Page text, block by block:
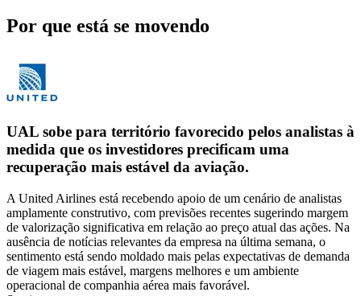
Por que está se movendo
UAL sobe para território favorecido pelos analistas à
medida que os investidores precificam uma
recuperação mais estável da aviação.
A United Airlines está recebendo apoio de um cenário de analistas
amplamente construtivo, com previsões recentes sugerindo margem
de valorização significativa em relação ao preço atual das ações. Na
ausência de notícias relevantes da empresa na última semana, o
sentimento está sendo moldado mais pelas expectativas de demanda
de viagem mais estável, margens melhores e um ambiente
operacional de companhia aérea mais favorável.